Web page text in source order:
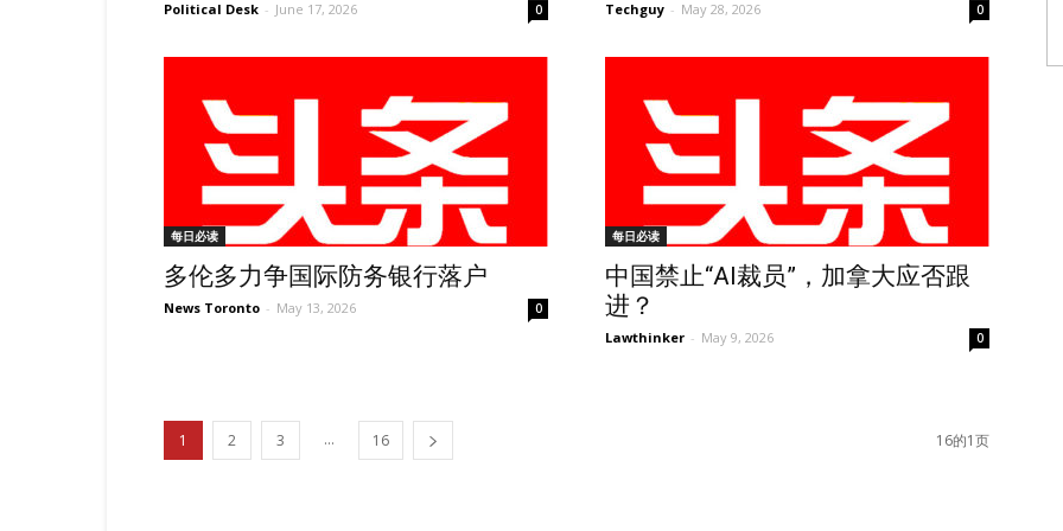
Political Desk - June 17, 2026 0 Techguy - May 28, 2026 0
每日必读
多伦多力争国际防务银行落户
News Toronto - May 13, 2026 0
每日必读
中国禁止“AI裁员”，加拿大应否跟
进？
Lawthinker - May 9, 2026 0
1 2 3 ... 16 16的1页